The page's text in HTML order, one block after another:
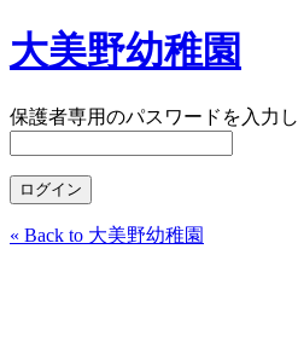
大美野幼稚園
保護者専用のパスワードを入力
« Back to 大美野幼稚園